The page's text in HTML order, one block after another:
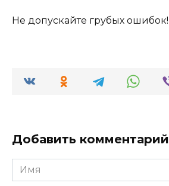
Не допускайте грубых ошибок!
Добавить комментарий
Имя
*